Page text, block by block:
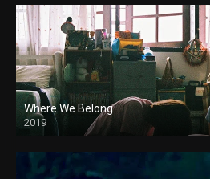
Where We Belong
2019